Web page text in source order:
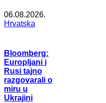
06.08.2026.
Hrvatska
Bloomberg:
Europljani i
Rusi tajno
razgovarali o
miru u
Ukrajini